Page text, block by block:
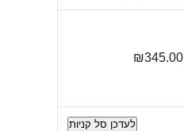
₪345.00
לעדכן סל קניות